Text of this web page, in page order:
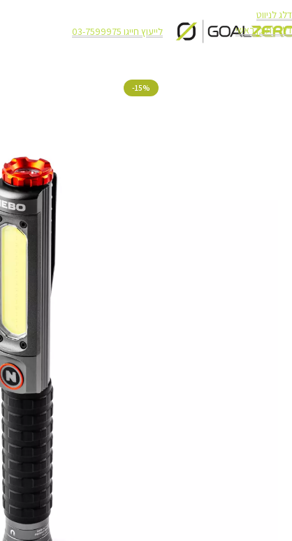
דלג לניווט
דלג לתוכן ראשי
לייעוץ חייגו 03-7599975
-15%